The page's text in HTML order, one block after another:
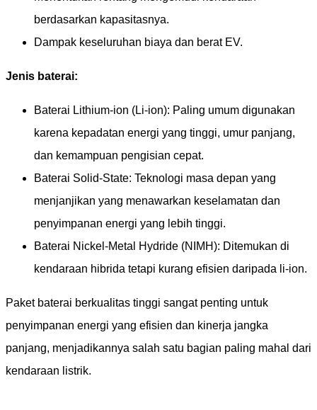
berdasarkan kapasitasnya.
Dampak keseluruhan biaya dan berat EV.
Jenis baterai:
Baterai Lithium-ion (Li-ion): Paling umum digunakan
karena kepadatan energi yang tinggi, umur panjang,
dan kemampuan pengisian cepat.
Baterai Solid-State: Teknologi masa depan yang
menjanjikan yang menawarkan keselamatan dan
penyimpanan energi yang lebih tinggi.
Baterai Nickel-Metal Hydride (NIMH): Ditemukan di
kendaraan hibrida tetapi kurang efisien daripada li-ion.
Paket baterai berkualitas tinggi sangat penting untuk
penyimpanan energi yang efisien dan kinerja jangka
panjang, menjadikannya salah satu bagian paling mahal dari
kendaraan listrik.